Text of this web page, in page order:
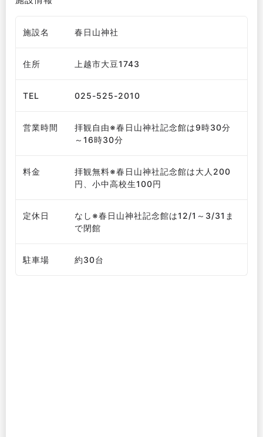
施設名 春日山神社
住所 上越市大豆1743
TEL 025-525-2010
営業時間
拝観自由※春日山神社記念館は9時30分
～16時30分
料金
拝観無料※春日山神社記念館は大人200
円、小中高校生100円
定休日
なし※春日山神社記念館は12/1～3/31ま
で閉館
駐車場 約30台